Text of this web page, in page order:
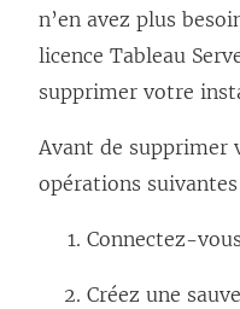
n
o
e
u
v
e
d
n’en avez plus
licence Tableau
supprimer votre
Avant de supprimer
opérations
Connectez-
Créez une